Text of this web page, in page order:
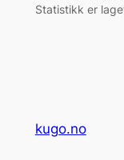
Statistikk er
kugo.no